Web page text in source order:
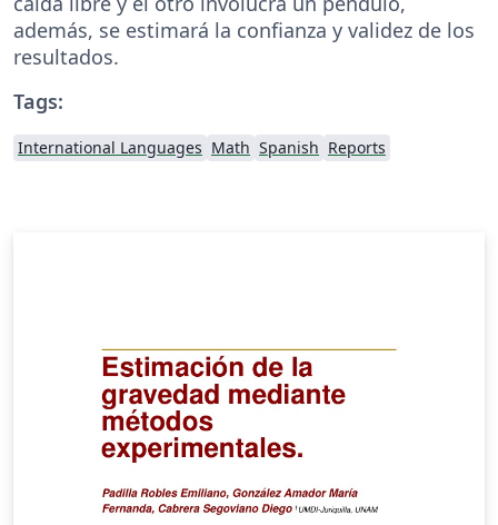
además, se estimará la confianza y validez de los
resultados.
Tags:
International Languages Math Spanish Reports